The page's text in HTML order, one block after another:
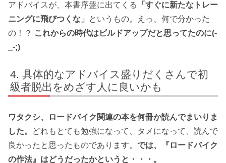
アドバイスが、本書序盤に出てくる
「すぐに新たなトレー
ニングに飛びつくな」
というもの。えっ、何で分かった
の！？ これからの時代はビルドアップだと思ってたのに(-
_-;)
具体的なアドバイス盛りだくさんで初
級者脱出をめざす人に良いかも
ワタクシ、ロードバイク関連の本を何冊か読んでまいりま
した。
どれもとても勉強になって、タメになって、読んで
良かったと思ったものであります。 では、『ロードバイク
の作法』はどうだったかというと・・・。